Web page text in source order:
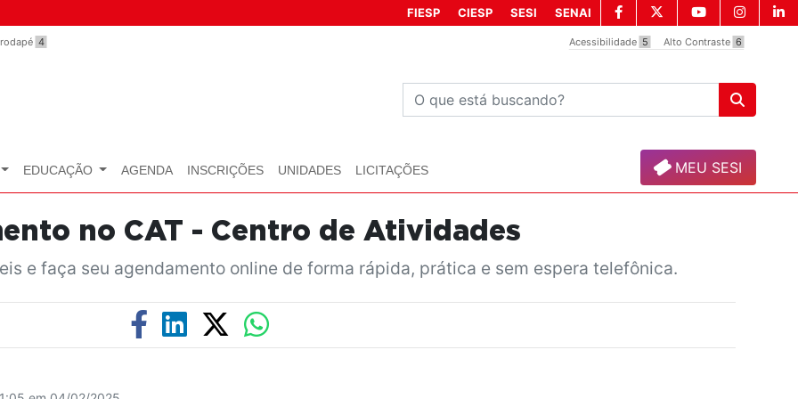
4 Acessibilidade 5 Alto Contraste 6
FIESP CIESP SESI SENAI
EDUCAÇÃO AGENDA INSCRIÇÕES UNIDADES LICITAÇÕES MEU SESI
no CAT - Centro de Atividades
e faça seu agendamento online de forma rápida, prática e sem espera telefônica.